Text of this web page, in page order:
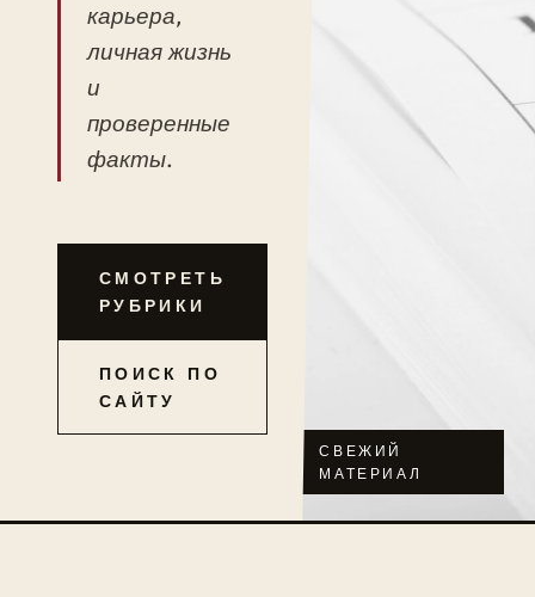
карьера,
личная жизнь
и
проверенные
факты.
СМОТРЕТЬ
РУБРИКИ
ПОИСК ПО
САЙТУ
СВЕЖИЙ
МАТЕРИАЛ